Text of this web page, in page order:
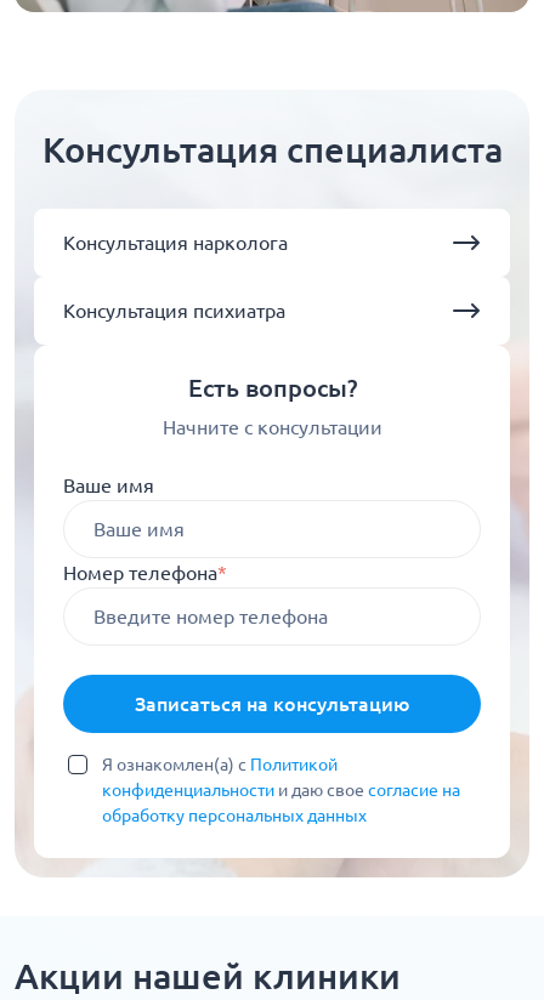
Консультация специалиста
Консультация нарколога
Консультация психиатра
Есть вопросы?
Начните с консультации
Ваше имя
Номер телефона*
Записаться на консультацию
Я ознакомлен(а) с Политикой
конфиденциальности и даю свое согласие на
обработку персональных данных
Акции нашей клиники